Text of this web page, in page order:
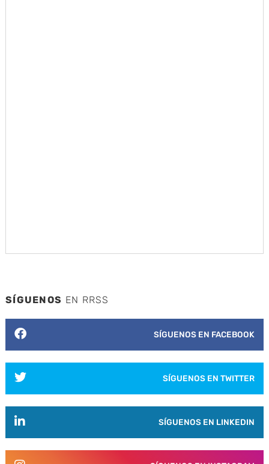
SÍGUENOS EN RRSS
SÍGUENOS EN FACEBOOK
SÍGUENOS EN TWITTER
SÍGUENOS EN LINKEDIN